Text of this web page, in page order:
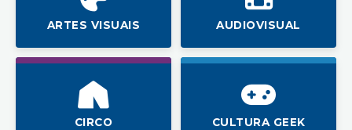
ARTES VISUAIS AUDIOVISUAL
CIRCO CULTURA GEEK